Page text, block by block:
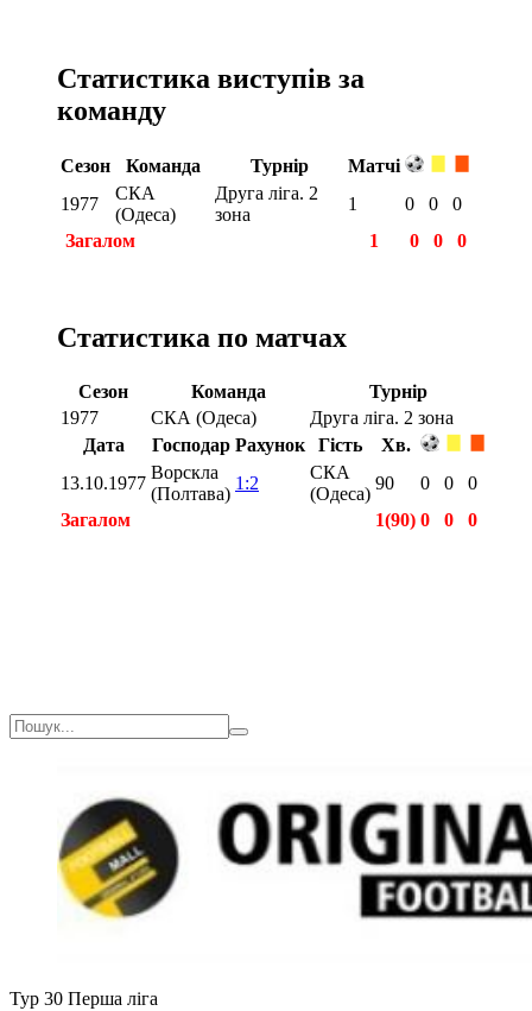
Статистика виступів за
команду
Сезон Команда Турнір
Матчі
1977
СКА
(Одеса)
Друга ліга. 2
зона
1 0 0
0
Загалом
1 0 0 0
Статистика по матчах
Сезон Команда
Турнір
1977
СКА (Одеса)
Друга ліга. 2 зона
Дата
Господар Рахунок Гість
Хв.
13.10.1977
Ворскла
(Полтава)
1:2
СКА
(Одеса)
90 0 0
0
Загалом
1(90) 0 0
0
Тур 30 Перша ліга